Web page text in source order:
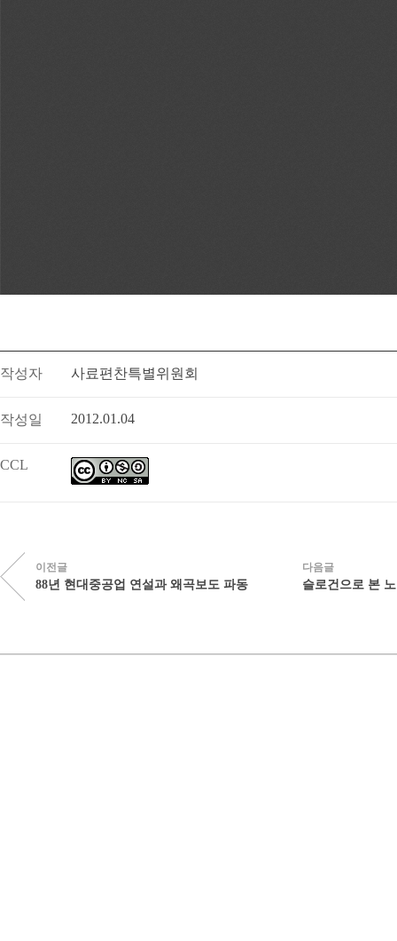
작성자 사료편찬특별위원회
작성일 2012.01.04
CCL
이전글
88년 현대중공업 연설과 왜곡보도 파동
다음글
슬로건으로 본